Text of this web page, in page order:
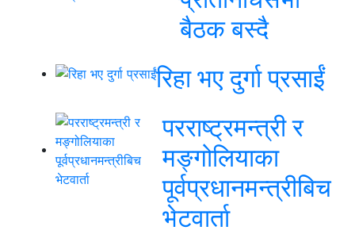
बैठक बस्दै
रिहा भए दुर्गा प्रसाईं
परराष्ट्रमन्त्री र
मङ्गोलियाका
पूर्वप्रधानमन्त्रीबिच
भेटवार्ता